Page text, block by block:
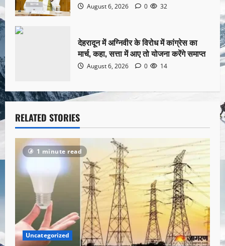
August 6, 2026 0 32
देहरादून में अग्निवीर के विरोध में कांग्रेस का
मार्च, कहा, सत्ता में आए तो योजना करेंगे समाप्त
August 6, 2026 0 14
RELATED STORIES
1 minute read
Uncategorized